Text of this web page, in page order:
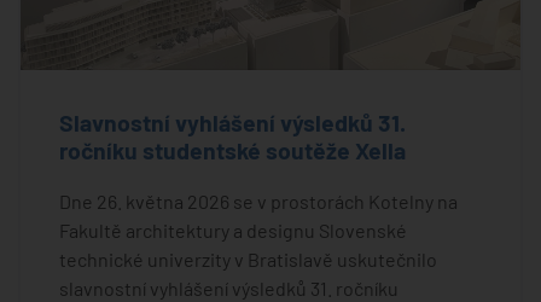
Slavnostní vyhlášení výsledků 31.
ročníku studentské soutěže Xella
Dne 26. května 2026 se v prostorách Kotelny na
Fakultě architektury a designu Slovenské
technické univerzity v Bratislavě uskutečnilo
slavnostní vyhlášení výsledků 31. ročníku